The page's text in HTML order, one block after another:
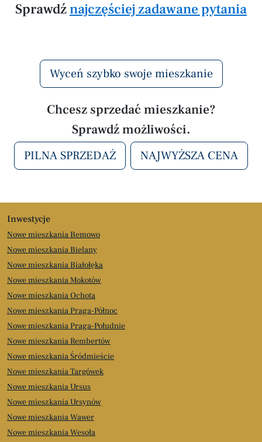
Sprawdźnajczęściej zadawane pytania
Wyceń szybko swoje mieszkanie
Chcesz sprzedać mieszkanie?
Sprawdź możliwości.
PILNA SPRZEDAŻ NAJWYŻSZA CENA
Inwestycje
Nowe mieszkania Bemowo
Nowe mieszkania Bielany
Nowe mieszkania Białołęka
Nowe mieszkania Mokotów
Nowe mieszkania Ochota
Nowe mieszkania Praga-Północ
Nowe mieszkania Praga-Południe
Nowe mieszkania Rembertów
Nowe mieszkania Śródmieście
Nowe mieszkania Targówek
Nowe mieszkania Ursus
Nowe mieszkania Ursynów
Nowe mieszkania Wawer
Nowe mieszkania Wesoła